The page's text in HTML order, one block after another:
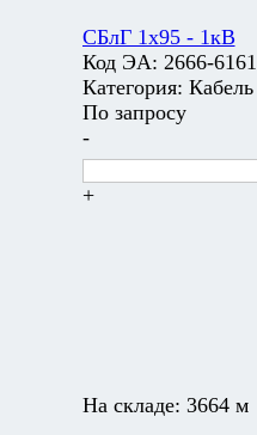
СБлГ 1х95 - 1кВ
Код ЭА: 2666-6161
Категория: Кабель
По запросу
-
+
На складе: 3664 м